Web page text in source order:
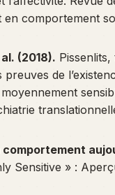
en comportement
(2018).
de
Sensitive » :